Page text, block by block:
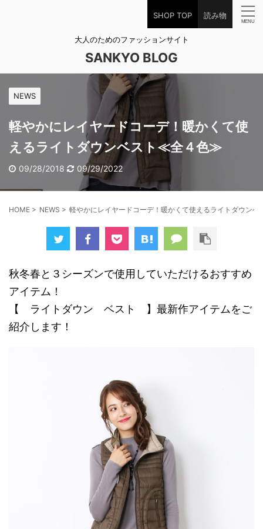
SHOP TOP 読み物
大人のためのファッションサイト
SANKYO BLOG
NEWS
軽やかにレイヤードコーデ！暖かくて使
えるライトダウンベスト≪全４色≫
09/28/2018 09/29/2022
HOME > NEWS > 軽やかにレイヤードコーデ！暖かくて使えるライトダウン
秋冬春と３シーズンで使用していただけるおすすめ
アイテム！
【 ライトダウン ベスト 】最新作アイテムをご
紹介します！